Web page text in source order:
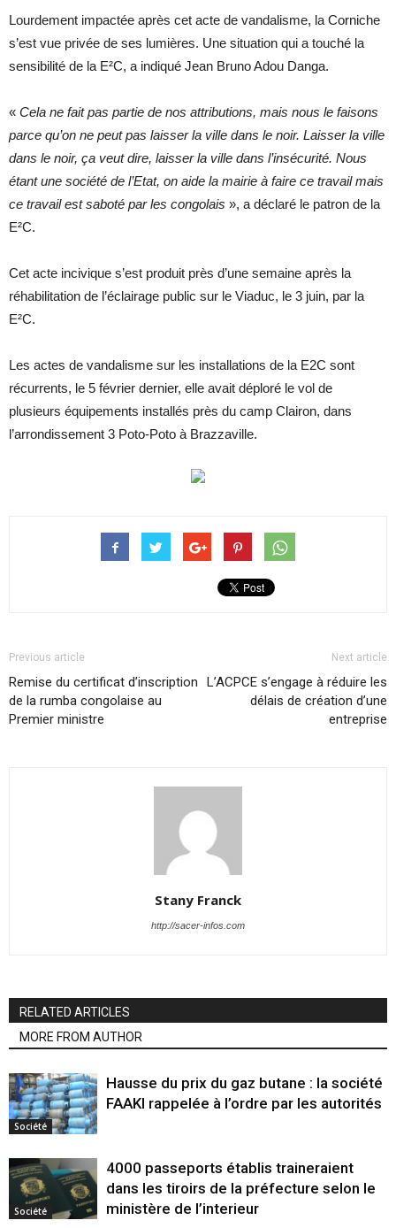
Lourdement impactée après cet acte de vandalisme, la Corniche
s’est vue privée de ses lumières. Une situation qui a touché la
sensibilité de la E²C, a indiqué Jean Bruno Adou Danga.
« Cela ne fait pas partie de nos attributions, mais nous le faisons
parce qu’on ne peut pas laisser la ville dans le noir. Laisser la ville
dans le noir, ça veut dire, laisser la ville dans l’insécurité. Nous
étant une société de l’Etat, on aide la mairie à faire ce travail mais
ce travail est saboté par les congolais », a déclaré le patron de la
E²C.
Cet acte incivique s’est produit près d’une semaine après la
réhabilitation de l’éclairage public sur le Viaduc, le 3 juin, par la
E²C.
Les actes de vandalisme sur les installations de la E2C sont
récurrents, le 5 février dernier, elle avait déploré le vol de
plusieurs équipements installés près du camp Clairon, dans
l’arrondissement 3 Poto-Poto à Brazzaville.
Previous article
Remise du certificat d’inscription
de la rumba congolaise au
Premier ministre
Next article
L’ACPCE s’engage à réduire les
délais de création d’une
entreprise
Stany Franck
http://sacer-infos.com
RELATED ARTICLES
MORE FROM AUTHOR
Société
Hausse du prix du gaz butane : la société
FAAKI rappelée à l’ordre par les autorités
Société
4000 passeports établis traineraient
dans les tiroirs de la préfecture selon le
ministère de l’interieur